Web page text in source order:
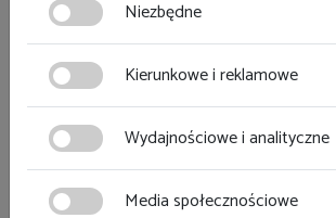
z 12 października 2001 r. w sprawie III CZP
Od decyzji pracodawcy zależy, w jaki
realizacja obowiązku naprawienia
pracodawca może żądać dokonania
przez pracownika (sfinansowanie
pracownika) bądź też zapłaty przez
Zgoda na pliki cookies jest dobrowolna i
zmodyfikować w dowolnym momencie klikając
ciasteczka w lewym dolnym rogu strony.
znajdziesz w
Niezbędne
Kierunkowe i reklamowe
Wydajnościowe i analityczne
Media społecznościowe